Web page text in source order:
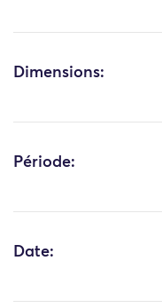
Dimensions:
Période:
Date: